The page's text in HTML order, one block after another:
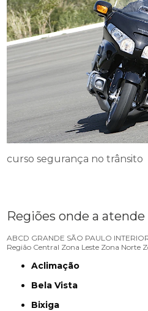
curso segurança no trânsito
Regiões onde a atende
ABCD GRANDE SÃO PAULO
Região Central Zona Leste Zona Norte
Aclimação
Bela Vista
Bixiga